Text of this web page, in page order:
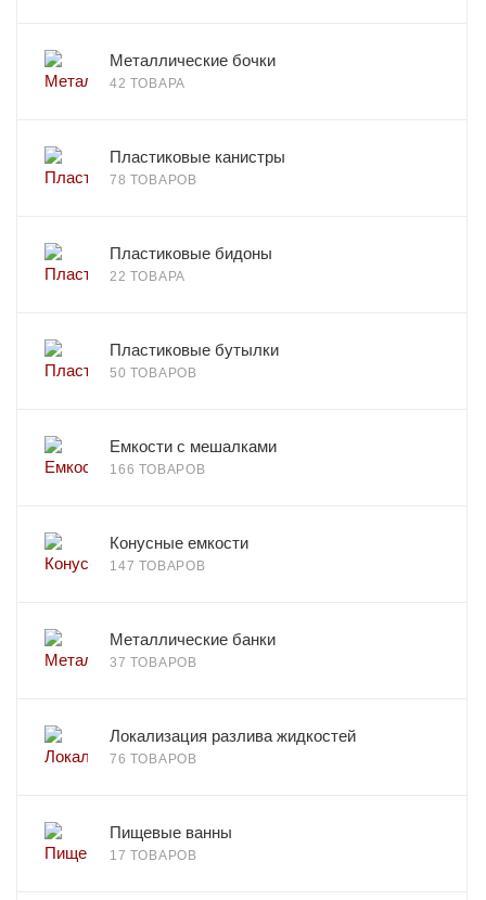
Металлические бочки
42 ТОВАРА
Пластиковые канистры
78 ТОВАРОВ
Пластиковые бидоны
22 ТОВАРА
Пластиковые бутылки
50 ТОВАРОВ
Емкости с мешалками
166 ТОВАРОВ
Конусные емкости
147 ТОВАРОВ
Металлические банки
37 ТОВАРОВ
Локализация разлива жидкостей
76 ТОВАРОВ
Пищевые ванны
17 ТОВАРОВ